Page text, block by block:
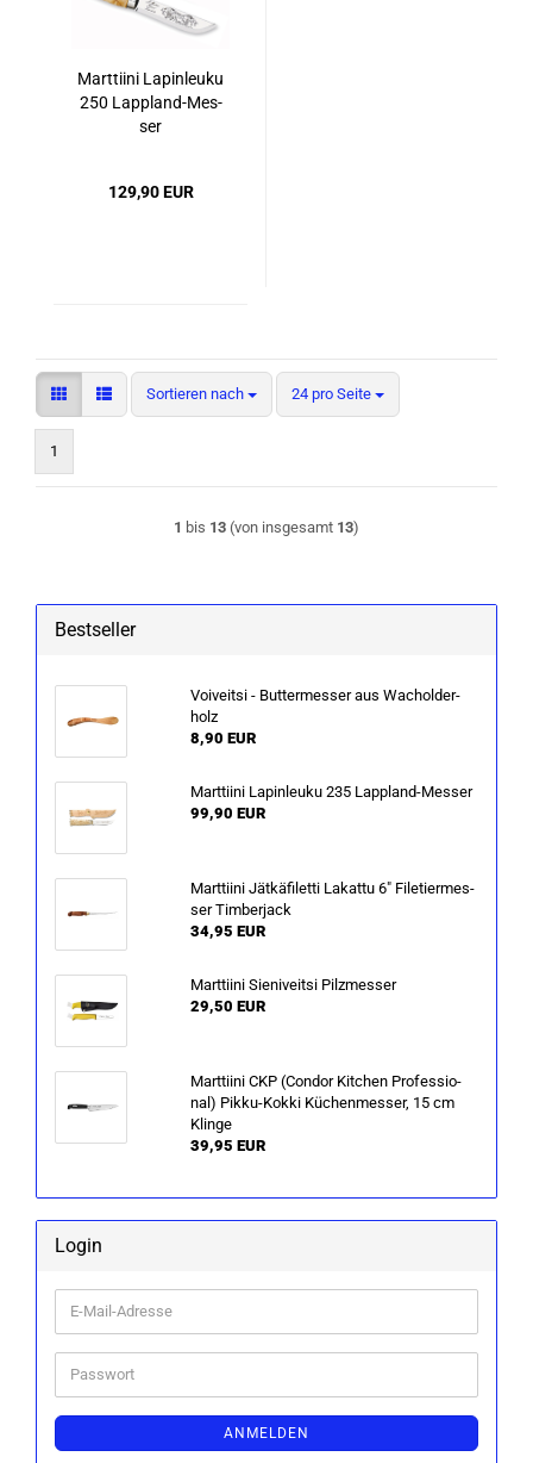
Marttiini La­pin­leu­ku
250 Lappland-​​Mes­
ser
129,90 EUR
Sortieren nach
Sortieren nach 24 pro Seite
pro Seite
1
1 bis 13 (von insgesamt 13)
Bestseller
Voi­veitsi - But­ter­mes­ser aus Wa­chol­der­
holz
8,90 EUR
Marttiini La­pin­leu­ku 235 Lappland-​Messer
99,90 EUR
Marttiini Jät­kä­fi­let­ti La­kat­tu 6" Fi­le­tier­mes­
ser Tim­ber­jack
34,95 EUR
Marttiini Si­e­ni­veitsi Pilz­mes­ser
29,50 EUR
Marttiini CKP (Con­dor Kit­chen Pro­fes­sio­
nal) Pikku-​Kokki Kü­chen­mes­ser, 15 cm
Klin­ge
39,95 EUR
Login
E-
Mail-
Adresse
Passwort
ANMELDEN